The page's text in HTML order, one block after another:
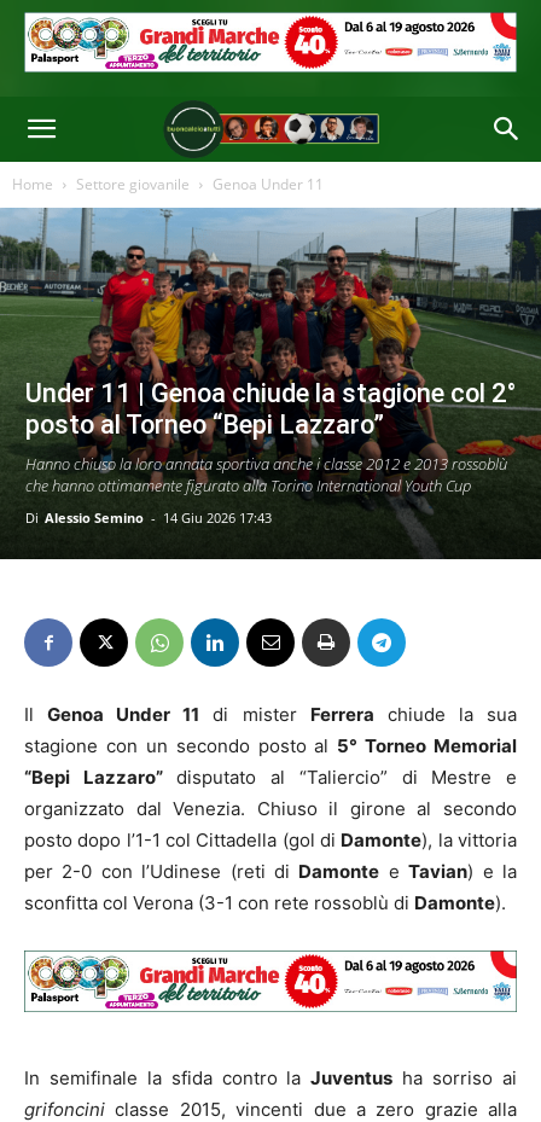
Home Settore giovanile Genoa Under 11
Under 11 | Genoa chiude la stagione col 2°
posto al Torneo “Bepi Lazzaro”
Hanno chiuso la loro annata sportiva anche i classe 2012 e 2013 rossoblù
che hanno ottimamente figurato alla Torino International Youth Cup
Di Alessio Semino - 14 Giu 2026 17:43
IlGenoa Under 11 di mister Ferrera chiude la sua
stagione con un secondo posto al 5° Torneo Memorial
“Bepi Lazzaro”disputato al “Taliercio” di Mestre e
organizzato dal Venezia. Chiuso il girone al secondo
posto dopo l’1-1 col Cittadella (gol di Damonte), la vittoria
per 2-0 con l’Udinese (reti di Damonte eTavian) e la
sconfitta col Verona (3-1 con rete rossoblù di Damonte).
In semifinale la sfida contro laJuventus ha sorriso ai
grifoncini classe 2015, vincenti due a zero grazie alla